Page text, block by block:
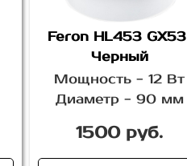
Feron HL453 GX53
Черный
Мощность - 12 Вт
Диаметр - 90 мм
1500 руб.